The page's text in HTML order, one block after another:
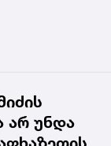
არ უნდა